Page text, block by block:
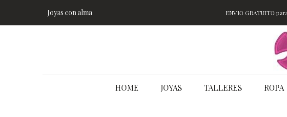
Joyas con alma ENVIO GRATUITO
HOME JOYAS TALLERES ROPA